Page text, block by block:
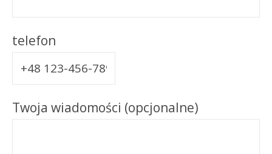
telefon
Twoja wiadomości (opcjonalne)